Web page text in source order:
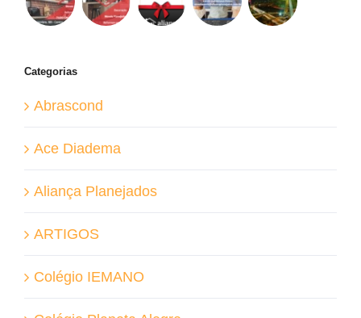
Categorias
Abrascond
Ace Diadema
Aliança Planejados
ARTIGOS
Colégio IEMANO